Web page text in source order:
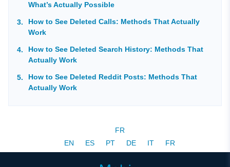
What’s Actually Possible
How to See Deleted Calls: Methods That Actually
Work
How to See Deleted Search History: Methods That
Actually Work
How to See Deleted Reddit Posts: Methods That
Actually Work
FR
EN
ES PT DE IT FR